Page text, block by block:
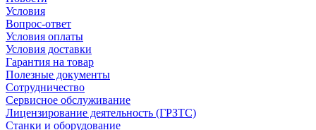
Условия
Вопрос-ответ
Условия оплаты
Условия доставки
Гарантия на товар
Полезные документы
Сотрудничество
Сервисное обслуживание
Лицензирование деятельность (ГРЗТС)
Станки и оборудование